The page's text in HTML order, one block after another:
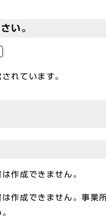
い。
れています。
作成できません。
作成できません。事業